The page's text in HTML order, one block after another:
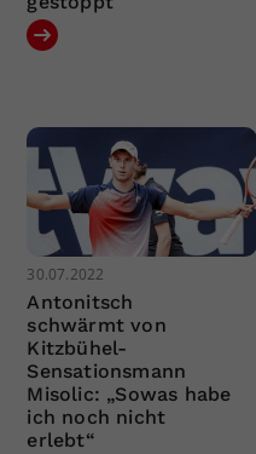
30.07.2022
Antonitsch
schwärmt von
Kitzbühel-
Sensationsmann
Misolic: „Sowas habe
ich noch nicht
erlebt“